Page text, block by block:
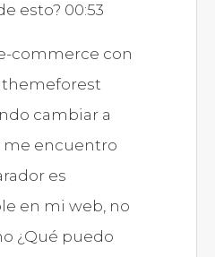
esto? 00:53
commerce con
cambiar a
me encuentro
es
en mi web, no
¿Qué puedo